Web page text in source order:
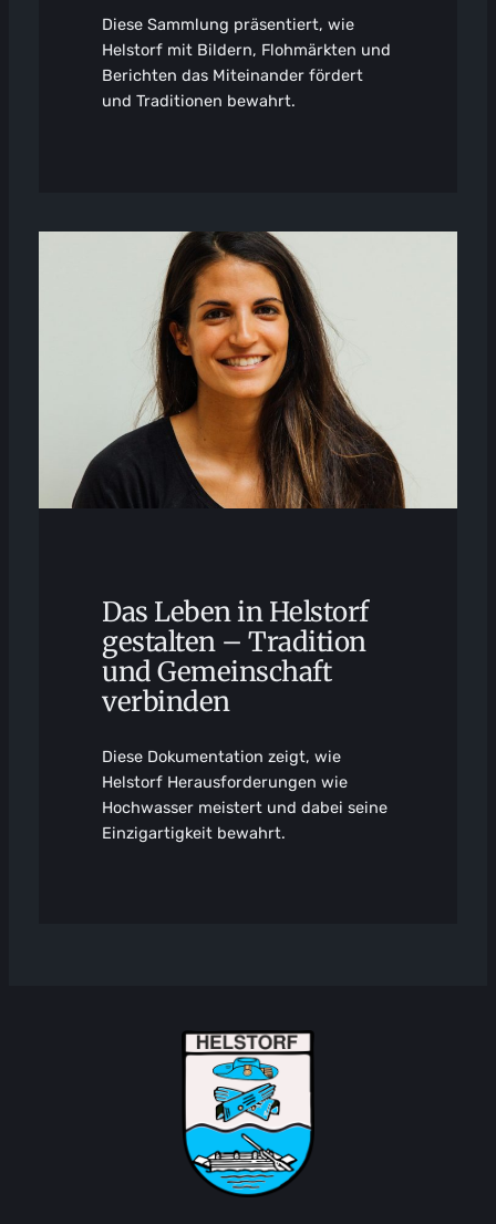
Diese Sammlung präsentiert, wie
Helstorf mit Bildern, Flohmärkten und
Berichten das Miteinander fördert
und Traditionen bewahrt.
Das Leben in Helstorf
gestalten – Tradition
und Gemeinschaft
verbinden
Diese Dokumentation zeigt, wie
Helstorf Herausforderungen wie
Hochwasser meistert und dabei seine
Einzigartigkeit bewahrt.